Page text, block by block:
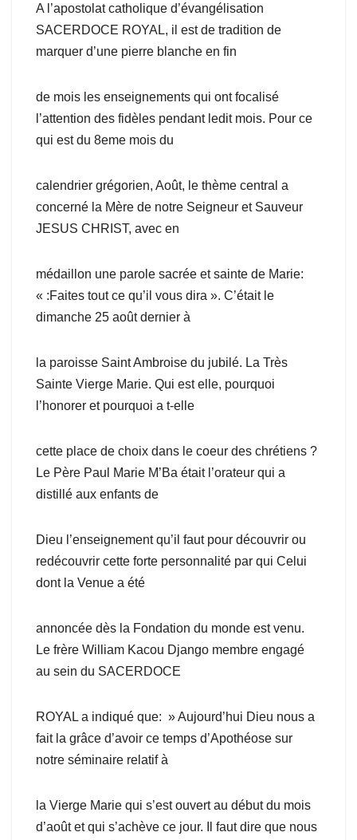
A l’apostolat catholique d’évangélisation
SACERDOCE ROYAL, il est de tradition de
marquer d’une pierre blanche en fin
de mois les enseignements qui ont focalisé
l’attention des fidèles pendant ledit mois. Pour ce
qui est du 8eme mois du
calendrier grégorien, Août, le thème central a
concerné la Mère de notre Seigneur et Sauveur
JESUS CHRIST, avec en
médaillon une parole sacrée et sainte de Marie:
« :Faites tout ce qu’il vous dira ». C’était le
dimanche 25 août dernier à
la paroisse Saint Ambroise du jubilé. La Très
Sainte Vierge Marie. Qui est elle, pourquoi
l’honorer et pourquoi a t-elle
cette place de choix dans le coeur des chrétiens ?
Le Père Paul Marie M’Ba était l’orateur qui a
distillé aux enfants de
Dieu l’enseignement qu’il faut pour découvrir ou
redécouvrir cette forte personnalité par qui Celui
dont la Venue a été
annoncée dès la Fondation du monde est venu.
Le frère William Kacou Django membre engagé
au sein du SACERDOCE
ROYAL a indiqué que: » Aujourd’hui Dieu nous a
fait la grâce d’avoir ce temps d’Apothéose sur
notre séminaire relatif à
la Vierge Marie qui s’est ouvert au début du mois
d’août et qui s’achève ce jour. Il faut dire que nous